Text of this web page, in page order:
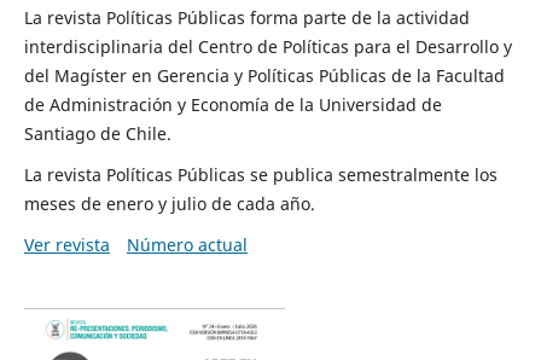
La revista Políticas Públicas forma parte de la actividad
interdisciplinaria del Centro de Políticas para el Desarrollo y
del Magíster en Gerencia y Políticas Públicas de la Facultad
de Administración y Economía de la Universidad de
Santiago de Chile.
La revista Políticas Públicas se publica semestralmente los
meses de enero y julio de cada año.
Ver revista
Número actual